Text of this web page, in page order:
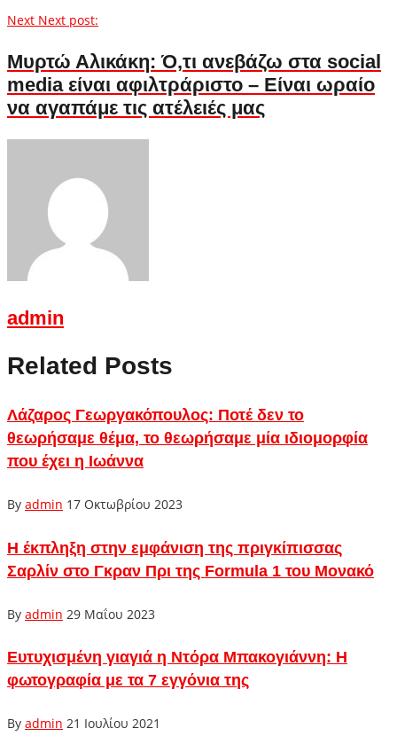
Next Next post:
Μυρτώ Αλικάκη: Ό,τι ανεβάζω στα social
media είναι αφιλτράριστο – Είναι ωραίο
να αγαπάμε τις ατέλειές μας
admin
Related Posts
Λάζαρος Γεωργακόπουλος: Ποτέ δεν το
θεωρήσαμε θέμα, το θεωρήσαμε μία ιδιομορφία
που έχει η Ιωάννα
By admin 17 Οκτωβρίου 2023
Η έκπληξη στην εμφάνιση της πριγκίπισσας
Σαρλίν στο Γκραν Πρι της Formula 1 του Μονακό
By admin 29 Μαΐου 2023
Ευτυχισμένη γιαγιά η Ντόρα Μπακογιάννη: Η
φωτογραφία με τα 7 εγγόνια της
By admin 21 Ιουλίου 2021